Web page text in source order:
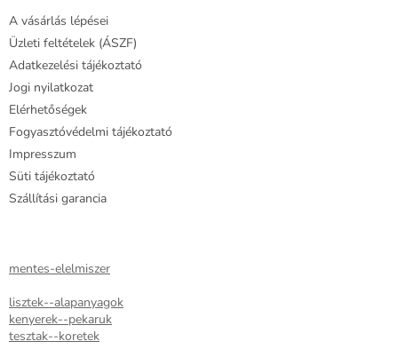
A vásárlás lépései
Üzleti feltételek (ÁSZF)
Adatkezelési tájékoztató
Jogi nyilatkozat
Elérhetőségek
Fogyasztóvédelmi tájékoztató
Impresszum
Süti tájékoztató
Szállítási garancia
mentes-elelmiszer
lisztek--alapanyagok
kenyerek--pekaruk
tesztak--koretek